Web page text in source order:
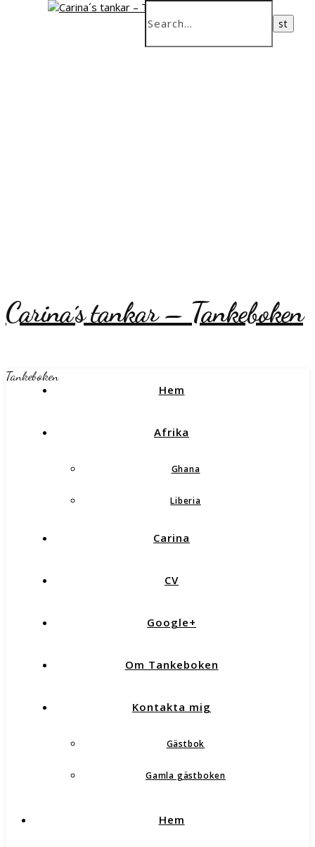
Carina´s tankar – Tankeboken
Tankeboken
Hem
Afrika
Ghana
Liberia
Carina
CV
Google+
Om Tankeboken
Kontakta mig
Gästbok
Gamla gästboken
Hem